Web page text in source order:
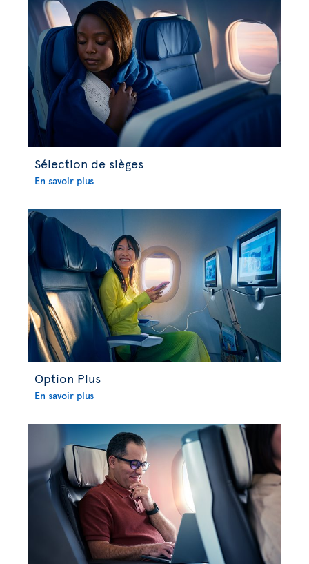
Sélection de sièges
En savoir plus
Option Plus
En savoir plus